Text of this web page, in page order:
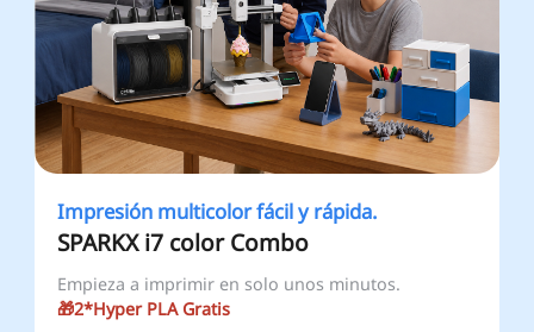
Impresión multicolor fácil y rápida.
SPARKX i7 color Combo
Empieza a imprimir en solo unos minutos.
🎁2*Hyper PLA Gratis